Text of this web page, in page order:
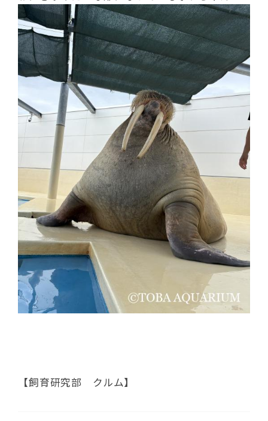
【飼育研究部 クルム】